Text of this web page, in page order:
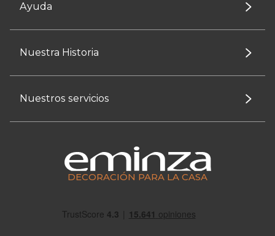
Ayuda
Nuestra Historia
Nuestros servicios
DECORACIÓN PARA LA CASA